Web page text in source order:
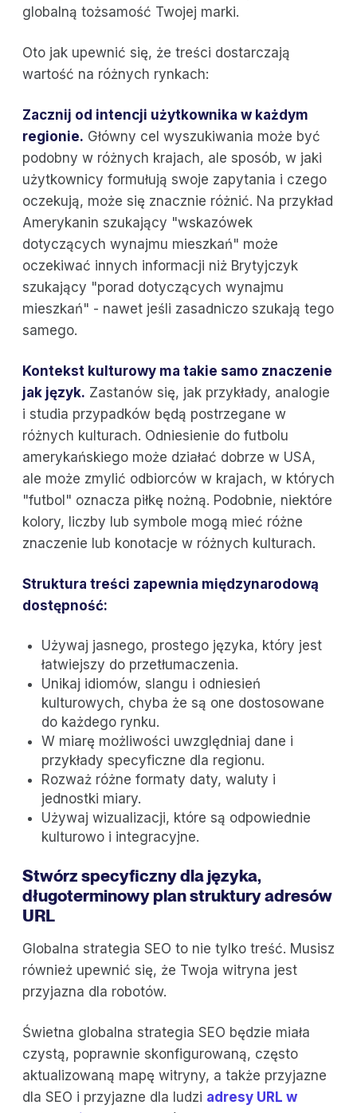
globalną tożsamość Twojej marki.
Oto jak upewnić się, że treści dostarczają
wartość na różnych rynkach:
Zacznij od intencji użytkownika w każdym
regionie. Główny cel wyszukiwania może być
podobny w różnych krajach, ale sposób, w jaki
użytkownicy formułują swoje zapytania i czego
oczekują, może się znacznie różnić. Na przykład
Amerykanin szukający "wskazówek
dotyczących wynajmu mieszkań" może
oczekiwać innych informacji niż Brytyjczyk
szukający "porad dotyczących wynajmu
mieszkań" - nawet jeśli zasadniczo szukają tego
samego.
Kontekst kulturowy ma takie samo znaczenie
jak język. Zastanów się, jak przykłady, analogie
i studia przypadków będą postrzegane w
różnych kulturach. Odniesienie do futbolu
amerykańskiego może działać dobrze w USA,
ale może zmylić odbiorców w krajach, w których
"futbol" oznacza piłkę nożną. Podobnie, niektóre
kolory, liczby lub symbole mogą mieć różne
znaczenie lub konotacje w różnych kulturach.
Struktura treści zapewnia międzynarodową
dostępność:
Używaj jasnego, prostego języka, który jest
łatwiejszy do przetłumaczenia.
Unikaj idiomów, slangu i odniesień
kulturowych, chyba że są one dostosowane
do każdego rynku.
W miarę możliwości uwzględniaj dane i
przykłady specyficzne dla regionu.
Rozważ różne formaty daty, waluty i
jednostki miary.
Używaj wizualizacji, które są odpowiednie
kulturowo i integracyjne.
Stwórz specyficzny dla języka,
długoterminowy plan struktury adresów
URL
Globalna strategia SEO to nie tylko treść. Musisz
również upewnić się, że Twoja witryna jest
przyjazna dla robotów.
Świetna globalna strategia SEO będzie miała
czystą, poprawnie skonfigurowaną, często
aktualizowaną mapę witryny, a także przyjazne
dla SEO i przyjazne dla ludzi adresy URL w